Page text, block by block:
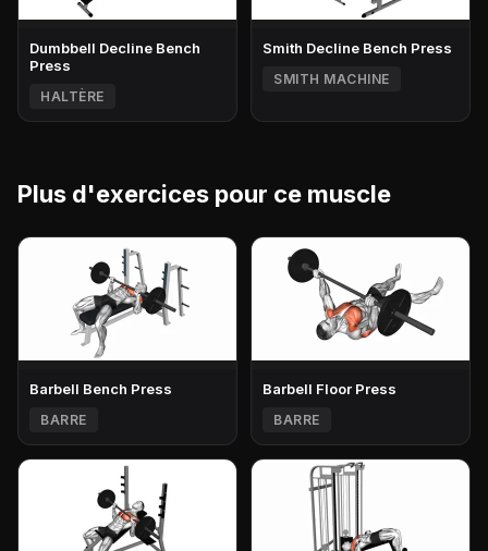
Dumbbell Decline Bench
Press
HALTÈRE
Smith Decline Bench Press
SMITH MACHINE
Plus d'exercices pour ce muscle
Barbell Bench Press
BARRE
Barbell Floor Press
BARRE